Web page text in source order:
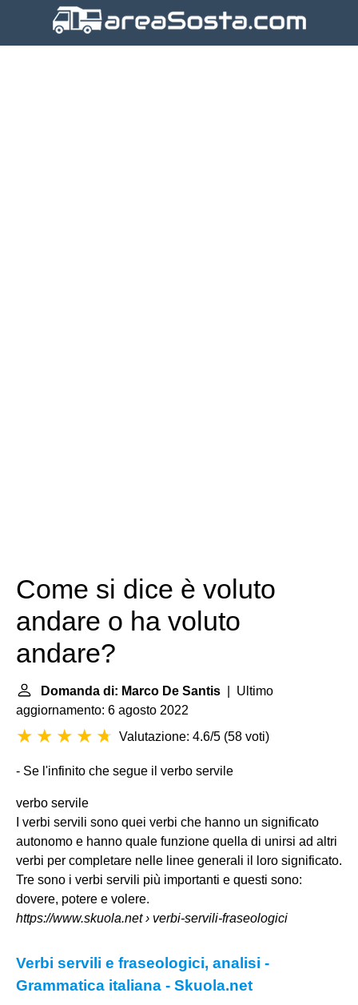
Come si dice è voluto
andare o ha voluto
andare?
Domanda di: Marco De Santis | Ultimo
aggiornamento: 6 agosto 2022
Valutazione: 4.6/5 (58 voti)
- Se l'infinito che segue il verbo servile
verbo servile
I verbi servili sono quei verbi che hanno un significato
autonomo e hanno quale funzione quella di unirsi ad altri
verbi per completare nelle linee generali il loro significato.
Tre sono i verbi servili più importanti e questi sono:
dovere, potere e volere.
https://www.skuola.net› verbi-servili-fraseologici
Verbi servili e fraseologici, analisi -
Grammatica italiana - Skuola.net